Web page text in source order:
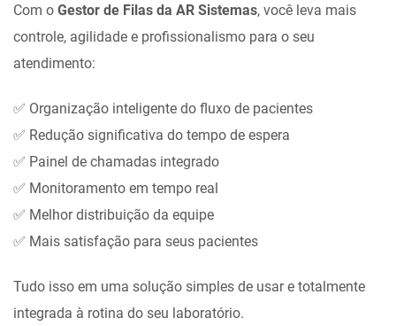
Com o Gestor de Filas da AR Sistemas, você leva mais
controle, agilidade e profissionalismo para o seu
atendimento:
✅ Organização inteligente do fluxo de pacientes
✅ Redução significativa do tempo de espera
✅ Painel de chamadas integrado
✅ Monitoramento em tempo real
✅ Melhor distribuição da equipe
✅ Mais satisfação para seus pacientes
Tudo isso em uma solução simples de usar e totalmente
integrada à rotina do seu laboratório.